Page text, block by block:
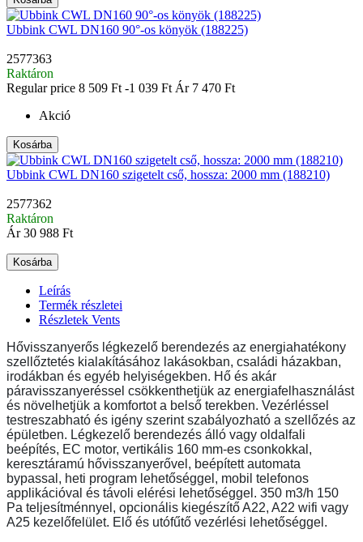
Ubbink CWL DN160 90°-os könyök (188225)
2577363
Raktáron
Regular price 8 509 Ft -1 039 Ft Ár 7 470 Ft
Akció
Kosárba
Ubbink CWL DN160 szigetelt cső, hossza: 2000 mm (188210)
2577362
Raktáron
Ár 30 988 Ft
Kosárba
Leírás
Termék részletei
Részletek Vents
Hővisszanyerős légkezelő berendezés az energiahatékony
szellőztetés kialakításához lakásokban, családi házakban,
irodákban és egyéb helyiségekben. Hő és akár
páravisszanyeréssel csökkenthetjük az energiafelhasználást
és növelhetjük a komfortot a belső terekben. Vezérléssel
testreszabható és igény szerint szabályozható a szellőzés az
épületben. Légkezelő berendezés álló vagy oldalfali
beépítés, EC motor, vertikális 160 mm-es csonkokkal,
keresztáramú hővisszanyerővel, beépített automata
bypassal, heti program lehetőséggel, mobil telefonos
applikációval és távoli elérési lehetőséggel. 350 m3/h 150
Pa teljesítménnyel, opcionális kiegészítő A22, A22 wifi vagy
A25 kezelőfelület. Elő és utófűtő vezérlési lehetőséggel.